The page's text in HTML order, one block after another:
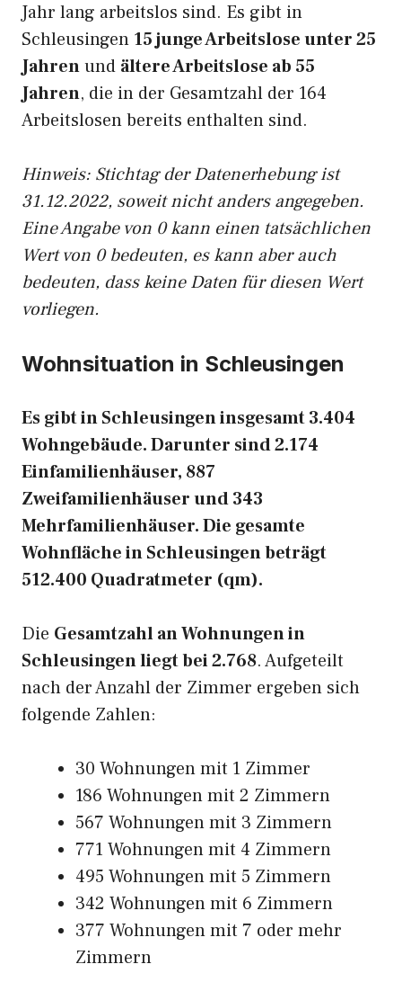
Jahr lang arbeitslos sind. Es gibt in
Schleusingen 15 junge Arbeitslose unter 25
Jahrenund ältere Arbeitslose ab 55
Jahren, die in der Gesamtzahl der 164
Arbeitslosen bereits enthalten sind.
Hinweis: Stichtag der Datenerhebung ist
31.12.2022, soweit nicht anders angegeben.
Eine Angabe von 0 kann einen tatsächlichen
Wert von 0 bedeuten, es kann aber auch
bedeuten, dass keine Daten für diesen Wert
vorliegen.
Wohnsituation in Schleusingen
Es gibt in Schleusingen insgesamt 3.404
Wohngebäude. Darunter sind 2.174
Einfamilienhäuser, 887
Zweifamilienhäuser und 343
Mehrfamilienhäuser. Die gesamte
Wohnfläche in Schleusingen beträgt
512.400 Quadratmeter (qm).
Die Gesamtzahl an Wohnungen in
Schleusingen liegt bei 2.768. Aufgeteilt
nach der Anzahl der Zimmer ergeben sich
folgende Zahlen:
30 Wohnungen mit 1 Zimmer
186 Wohnungen mit 2 Zimmern
567 Wohnungen mit 3 Zimmern
771 Wohnungen mit 4 Zimmern
495 Wohnungen mit 5 Zimmern
342 Wohnungen mit 6 Zimmern
377 Wohnungen mit 7 oder mehr
Zimmern